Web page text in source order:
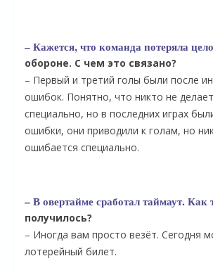
– Кажется, что команда потеряла
обороне. С чем это связано?
– Первый и третий голы были после
ошибок. Понятно, что никто не
специально, но в последних играх
ошибки, они приводили к голам, но
ошибается специально.
– В овертайме сработал таймаут. Как
получилось?
– Иногда вам просто везёт. Сегодня
лотерейный билет.